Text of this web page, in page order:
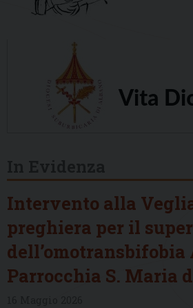
Intervento alla
preghiera per il
dell’omotransbifobia
Parrocchia S. Maria